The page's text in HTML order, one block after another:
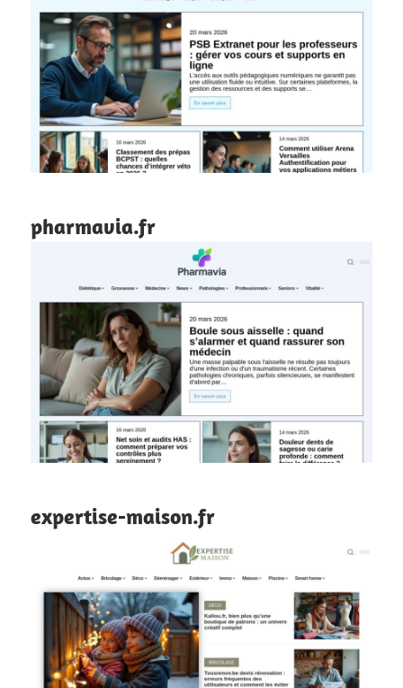
pharmavia.fr
expertise-maison.fr